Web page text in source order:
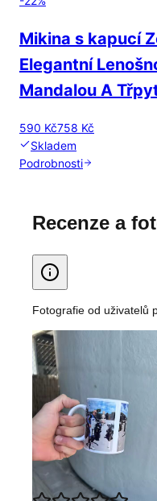
Mikina s kapucí
Elegantní
Mandalou A
590 Kč758 Kč
Skladem
Podrobnosti
Recenze a
Fotografie od uživatelů